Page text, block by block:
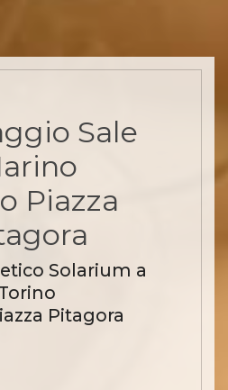
Sale
Piazza
Solarium a
Pitagora